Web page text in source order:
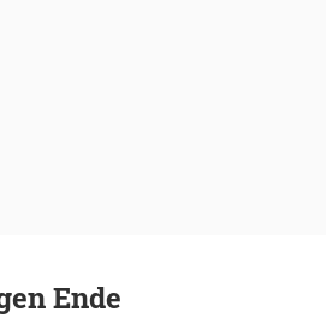
Ende